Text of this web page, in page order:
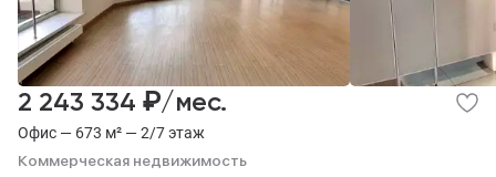
Офис — 673 м² — 2/7 этаж
Коммерческая недвижимость
2 243 334 ₽/мес.